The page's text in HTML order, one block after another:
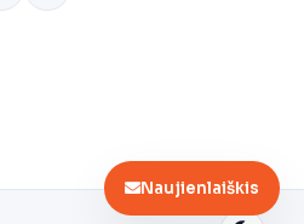
Naujienlaiškis